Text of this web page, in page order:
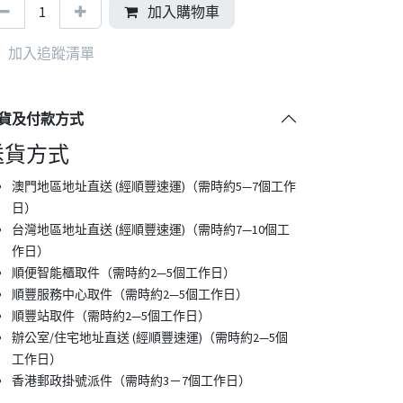
加入購物車
加入追蹤清單
及付款方式
方式
澳門地區地址直送 (經順豐速運)（需時約5—7個工作
日）
台灣地區地址直送 (經順豐速運)（需時約7—10個工
作日）
順便智能櫃取件（需時約2—5個工作日）
順豐服務中心取件（需時約2—5個工作日）
順豐站取件（需時約2—5個工作日）
​辦公室/住宅地址直送 (經順豐速運)（需時約2—5個
工作日）
香港郵政掛號派件（需時約3－7個工作日）